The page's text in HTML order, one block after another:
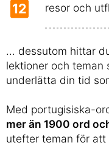
12 resor och
... dessutom hittar
lektioner och teman
underlätta din tid
Med portugisiska-
mer än 1900 ord
utefter teman för att